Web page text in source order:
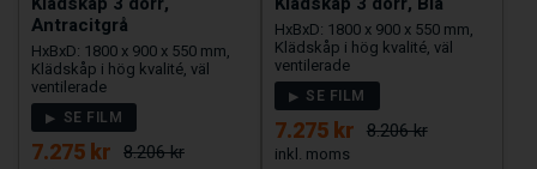
Antracitgrå
HxBxD: 1800 x 900 x 550 mm,
Klädskåp i hög kvalité, väl
ventilerade
SE FILM
7.275 kr 8.206 kr
HxBxD: 1800 x 900 x 550 mm,
Klädskåp i hög kvalité, väl
ventilerade
SE FILM
7.275 kr 8.206 kr